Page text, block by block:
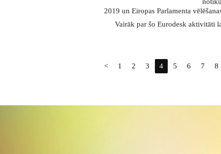
2019 un Eiropas Parlamenta
Vairāk par šo Eurodesk aktivitāti
< 1 2 3 4 5 6 7 8